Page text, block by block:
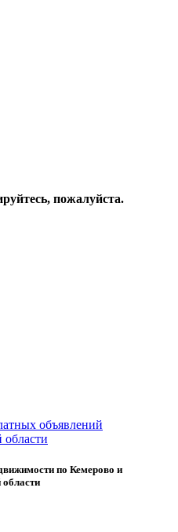
пожалуйста.
по Кемерово и